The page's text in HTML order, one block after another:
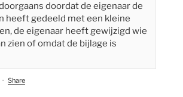
doordat de eigenaar de
heeft gedeeld met een kleine
de eigenaar heeft gewijzigd wie
zien of omdat de bijlage is
· Share